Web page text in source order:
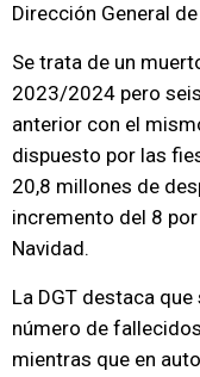
Dirección General
Se trata de un
2023/2024 pero
anterior con el
dispuesto por las
20,8 millones de
incremento del 8
Navidad.
La DGT destaca
número de
mientras que en